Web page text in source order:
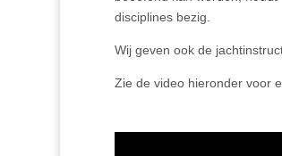
disciplines bezig.
Wij geven ook de
Zie de video hieronder voor